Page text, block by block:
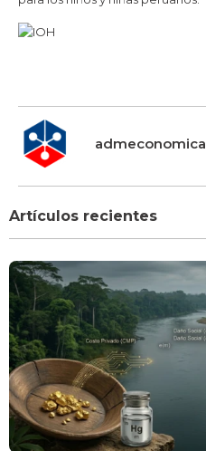
admeconomica
Artículos recientes